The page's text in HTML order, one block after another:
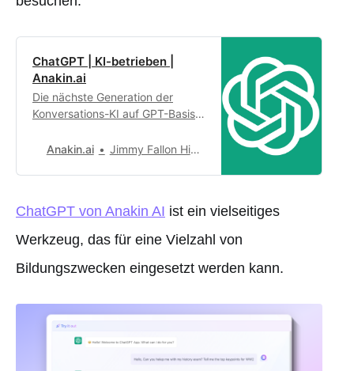
ChatGPT | KI-betrieben |
Anakin.ai
Die nächste Generation der
Konversations-KI auf GPT-Basis,
intelligenter Assistent für
Anakin.ai Jimmy Fallon Hinzugefügt zu Arbeitsbereichen 2019
ChatGPT von Anakin AI ist ein vielseitiges
Werkzeug, das für eine Vielzahl von
Bildungszwecken eingesetzt werden kann.